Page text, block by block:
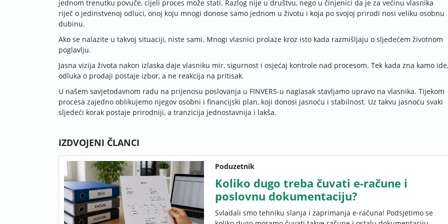
jednom trenutku povuče, cijeli proces može stati. Razlog nije u društvu, nego u činjenici da je za većinu vlasnika
riječ o jedinstvenoj odluci, onoj koju mnogi donose samo jednom u životu i koja po svojoj prirodi nosi veliku osobnu
dubinu.
Ako se nalazite u takvoj situaciji, niste sami. Mnogi vlasnici prolaze kroz isto kada razmišljaju o sljedećem životnom
poglavlju.
Jasna vizija života nakon izlaska daje vlasniku mir, sigurnost i osjećaj kontrole nad procesom. Tek kada zna kamo ide,
odluka o prodaji postaje izbor, a ne reakcija na pritisak.
U našem savjetodavnom radu na prijenosu poslovanja u FINVERS-u naglasak stavljamo upravo na vlasnika. Tijekom
procesa zajedno oblikujemo njegov osobni i financijski plan, koji donosi jasnoću i stabilnost. Uz takvu jasnoću svaki
sljedeći korak postaje prirodniji, a tranzicija jednostavnija i lakša.
IZDVOJENI ČLANCI
Poduzetnik
Koliko dugo treba čuvati e-račune i
poslovnu dokumentaciju?
Svladali smo tehniku slanja i zaprimanja e-računa! Podsjetimo se